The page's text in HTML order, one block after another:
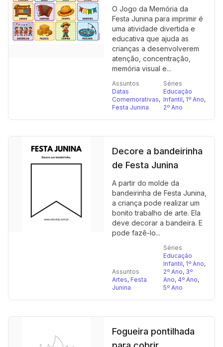
O Jogo da Memória da
Festa Junina para imprimir é
uma atividade divertida e
educativa que ajuda as
crianças a desenvolverem
atenção, concentração,
memória visual e...
Assuntos
Datas
Comemorativas,
Festa Junina
Séries
Educação
Infantil, 1º Ano,
2º Ano
Decore a bandeirinha
de Festa Junina
A partir do molde da
bandeirinha de Festa Junina,
a criança pode realizar um
bonito trabalho de arte. Ela
deve decorar a bandeira. E
pode fazê-lo...
Assuntos
Artes, Festa
Junina
Séries
Educação
Infantil, 1º Ano,
2º Ano, 3º
Ano, 4º Ano,
5º Ano
Fogueira pontilhada